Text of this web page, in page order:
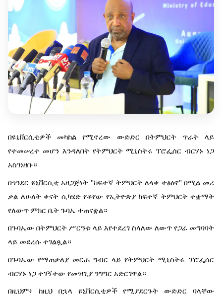
በዩኒቨርሲቲዎች መካከል የሚኖረው ውድድር በትምህርት ጥራት ላይ
የተመሠረተ መሆን እንዳለበት የትምህርት ሚኒስትሩ ፕሮፌሰር ብርሃኑ ነጋ
አስገነዘቡ።
በጎንደር ዩኒቨርሲቲ አዘጋጅነት "ከፍተኛ ትምህርት ለላቀ ተፅዕኖ" በሚል መሪ
ቃል ለሁለት ቀናት ሲካሄድ የቆየው የኢትዮጵያ ከፍተኛ ትምህርት ተቋማት
የለውጥ ምክር ቤት ጉባኤ ተጠናቋል።
በጉባኤው በትምህርት ሥርዓቱ ላይ እየተደረገ ስላለው ለውጥ የጋራ መግባባት
ላይ መደረሱ ተገልጿል።
በጉባኤው የማጠቃለያ መርሐ ግብር ላይ የትምህርት ሚኒስትሩ ፕሮፌሰር
ብርሃኑ ነጋ ተገኝተው የመዝጊያ ንግግር አድርገዋል።
በዚህም፥ ከዚህ በኋላ ዩኒቨርሲቲዎች የሚያደርጉት ውድድር ባላቸው